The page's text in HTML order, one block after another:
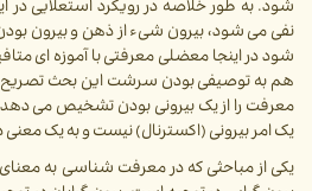
نفی می شود، بیرون شیء از ذهن و بیرون
شود در اینجا معضلی معرفتی با آموزه ای
هم به توصیفی بودن سرشت این بحث
معرفت را از یک بیرونی بودن تشخیص می
یک امر بیرونی (اکسترنال) نیست و به یک
یکی از مباحثی که در معرفت شناسی به